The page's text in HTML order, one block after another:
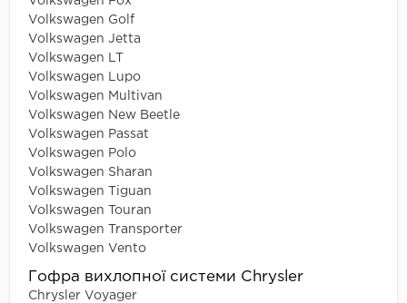
Volkswagen Golf
Volkswagen Jetta
Volkswagen LT
Volkswagen Lupo
Volkswagen Multivan
Volkswagen New Beetle
Volkswagen Passat
Volkswagen Polo
Volkswagen Sharan
Volkswagen Tiguan
Volkswagen Touran
Volkswagen Transporter
Volkswagen Vento
Гофра вихлопної системи Chrysler
Chrysler Voyager